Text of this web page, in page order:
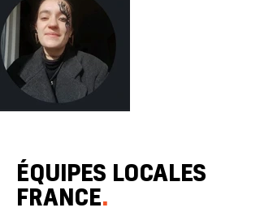
ÉQUIPES LOCALES
FRANCE.